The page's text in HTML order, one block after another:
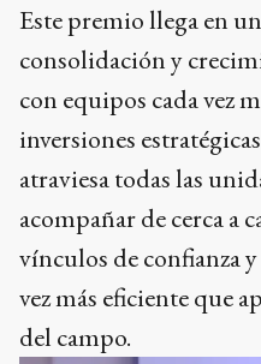
Este premio llega en
consolidación y
con equipos cada vez
inversiones
atraviesa todas las
acompañar de cerca a
vínculos de confianza
vez más eficiente que
del campo.